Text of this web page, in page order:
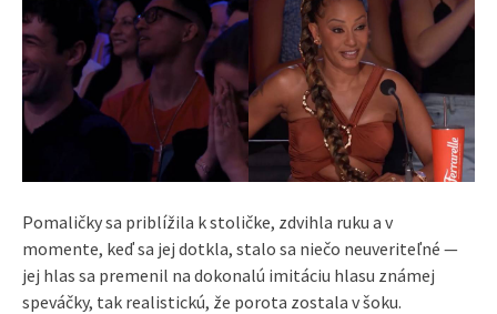
Pomaličky sa priblížila k stoličke, zdvihla ruku a v
momente, keď sa jej dotkla, stalo sa niečo neuveriteľné —
jej hlas sa premenil na dokonalú imitáciu hlasu známej
speváčky, tak realistickú, že porota zostala v šoku.